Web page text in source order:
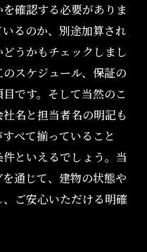
確認する必要がありま
るのか、別途加算され
うかもチェックしまし
スケジュール、保証の
です。そして当然のこ
名と担当者名の明記も
べて揃っていること
といえるでしょう。当
通じて、建物の状態や
ご安心いただける明確